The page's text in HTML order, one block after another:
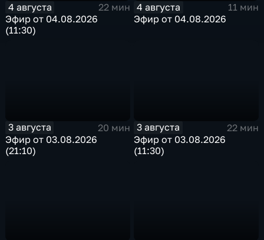
4 августа
22 мин
Эфир от 04.08.2026
(11:30)
4 августа
11 мин
Эфир от 04.08.2026
3 августа
20 мин
Эфир от 03.08.2026
(21:10)
3 августа
22 мин
Эфир от 03.08.2026
(11:30)